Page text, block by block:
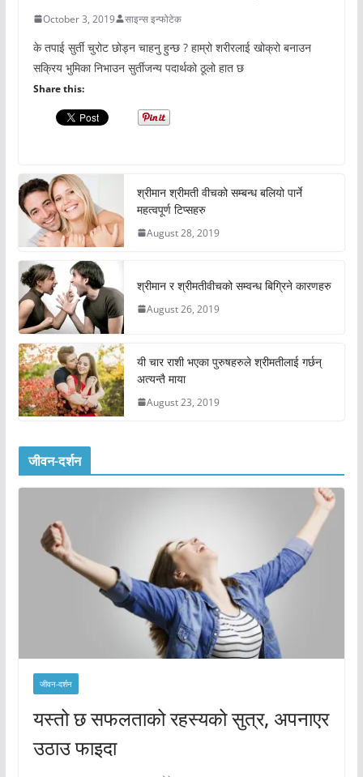
October 3, 2019 साइन्स इन्फोटेक
के तपाई सुर्ती चुरोट छोड्न चाहनु हुन्छ ? हाम्रो शरीरलाई खोक्रो बनाउन
सक्रिय भुमिका निभाउन सुर्तीजन्य पदार्थको ठूलो हात छ
Share this:
श्रीमान श्रीमती वीचको सम्बन्ध बलियो पार्ने
महत्वपूर्ण टिप्सहरु
August 28, 2019
श्रीमान र श्रीमतीवीचको सम्वन्ध बिग्रिने कारणहरु
August 26, 2019
यी चार राशी भएका पुरुषहरुले श्रीमतीलाई गर्छन्
अत्यन्तै माया
August 23, 2019
जीवन-दर्शन
जीवन-दर्शन
यस्तो छ सफलताको रहस्यको सुत्र, अपनाएर
उठाउ फाइदा